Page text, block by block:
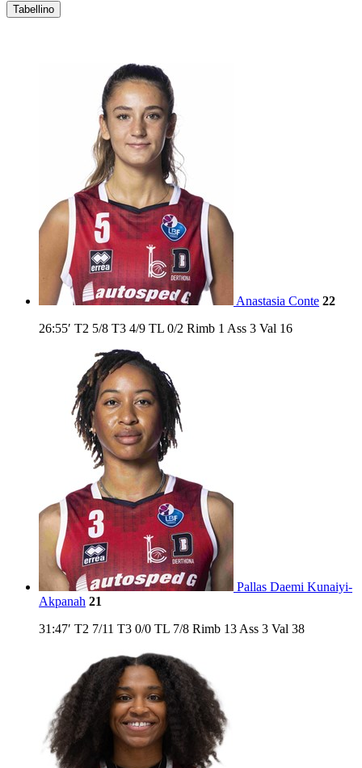
Tabellino
Anastasia Conte 22
26:55′ T2 5/8 T3 4/9 TL 0/2 Rimb 1 Ass 3 Val 16
Pallas Daemi Kunaiyi-
Akpanah 21
31:47′ T2 7/11 T3 0/0 TL 7/8 Rimb 13 Ass 3 Val 38